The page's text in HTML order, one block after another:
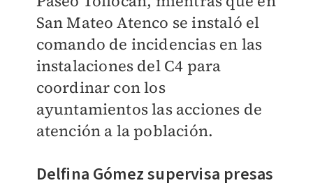
San Mateo Atenco se instaló el
comando de incidencias en las
instalaciones del C4 para
coordinar con los
ayuntamientos las acciones de
atención a la población.
Delfina Gómez supervisa presas